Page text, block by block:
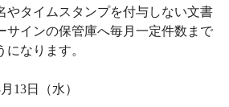
やタイムスタンプを付与しない文書
サインの保管庫へ毎月一定件数まで
なります。
13日（水）